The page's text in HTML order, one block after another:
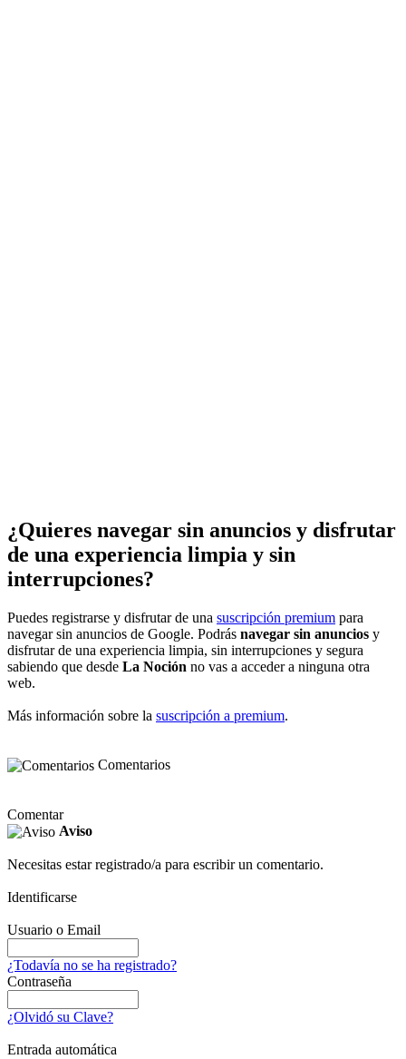
¿Quieres navegar sin anuncios y disfrutar
de una experiencia limpia y sin
interrupciones?
Puedes registrarse y disfrutar de una suscripción premium para
navegar sin anuncios de Google. Podrás navegar sin anuncios y
disfrutar de una experiencia limpia, sin interrupciones y segura
sabiendo que desde La Noción no vas a acceder a ninguna otra
web.
Más información sobre la suscripción a premium.
Comentarios
Comentar
Aviso
Necesitas estar registrado/a para escribir un comentario.
Identificarse
Usuario o Email
¿Todavía no se ha registrado?
Contraseña
¿Olvidó su Clave?
Entrada automática